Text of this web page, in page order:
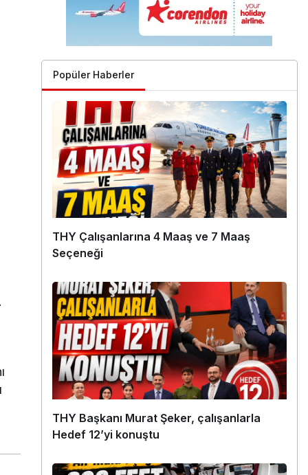
Popüler Haberler
THY Çalışanlarına 4 Maaş ve 7 Maaş
Seçeneği
THY Başkanı Murat Şeker, çalışanlarla
Hedef 12’yi konuştu